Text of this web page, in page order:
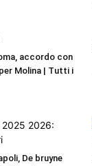
accordo con
Molina | Tutti i
De bruyne